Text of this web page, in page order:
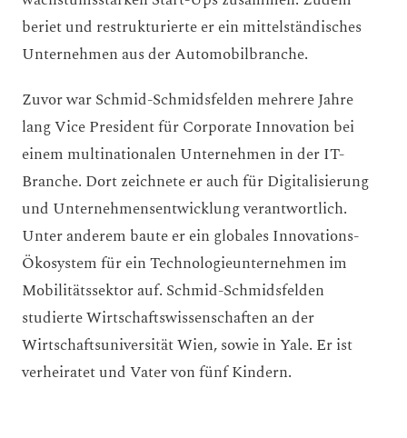
beriet und restrukturierte er ein mittelständisches
Unternehmen aus der Automobilbranche.
Zuvor war Schmid-Schmidsfelden mehrere Jahre
lang Vice President für Corporate Innovation bei
einem multinationalen Unternehmen in der IT-
Branche. Dort zeichnete er auch für Digitalisierung
und Unternehmensentwicklung verantwortlich.
Unter anderem baute er ein globales Innovations-
Ökosystem für ein Technologieunternehmen im
Mobilitätssektor auf. Schmid-Schmidsfelden
studierte Wirtschaftswissenschaften an der
Wirtschaftsuniversität Wien, sowie in Yale. Er ist
verheiratet und Vater von fünf Kindern.